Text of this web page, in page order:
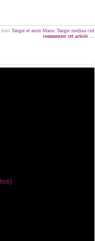
dans Tanger et autre Maroc Tanger medina ciel
commenter cet article